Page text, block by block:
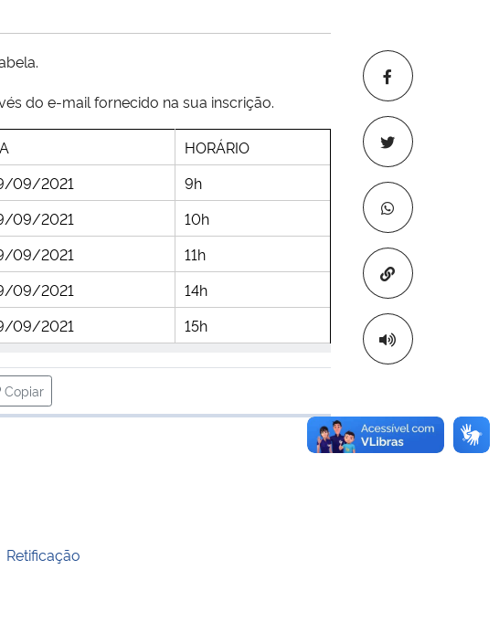
Copiar para
do e-mail fornecido na sua inscrição.
HORÁRIO
09/2021
9h
09/2021
10h
09/2021
11h
09/2021
14h
09/2021 15h
Copiar
para área de transferência
Retificação